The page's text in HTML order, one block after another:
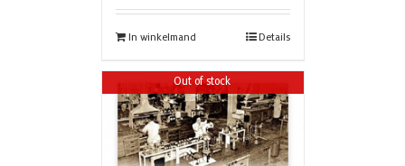
In winkelmand Details
Out of stock